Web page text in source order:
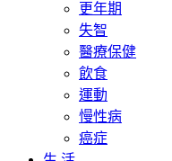
更年期
失智
醫療保健
飲食
運動
慢性病
癌症